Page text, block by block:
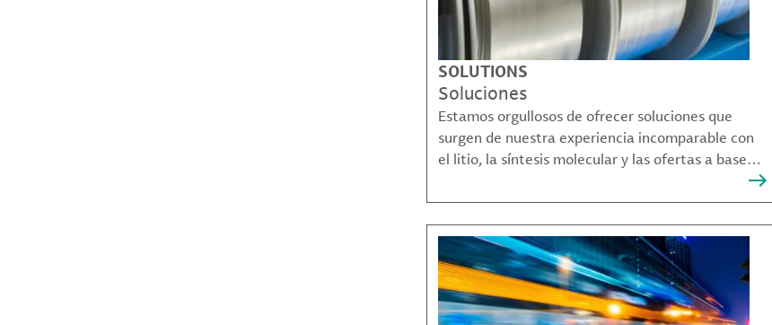
SOLUTIONS
Soluciones
Estamos orgullosos de ofrecer soluciones que
surgen de nuestra experiencia incomparable con
el litio, la síntesis molecular y las ofertas a base
bromo que resuelven muchos de los desafíos más
complejos de nuestros clientes.